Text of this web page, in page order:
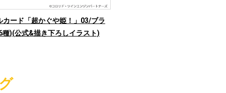
カード「超かぐや姫！」03/ブラ
種)(公式&描き下ろしイラスト)